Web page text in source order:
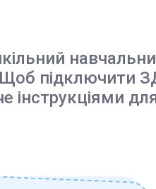
підключити
інструкціями